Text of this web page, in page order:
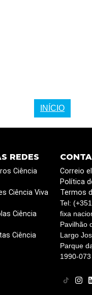
INÍCIO
REDES
Ciência
Ciência Viva
Ciência
Ciência
Correio
Política
Termos
Tel:
fixa
Pavilhão
Largo
Parque
1990-